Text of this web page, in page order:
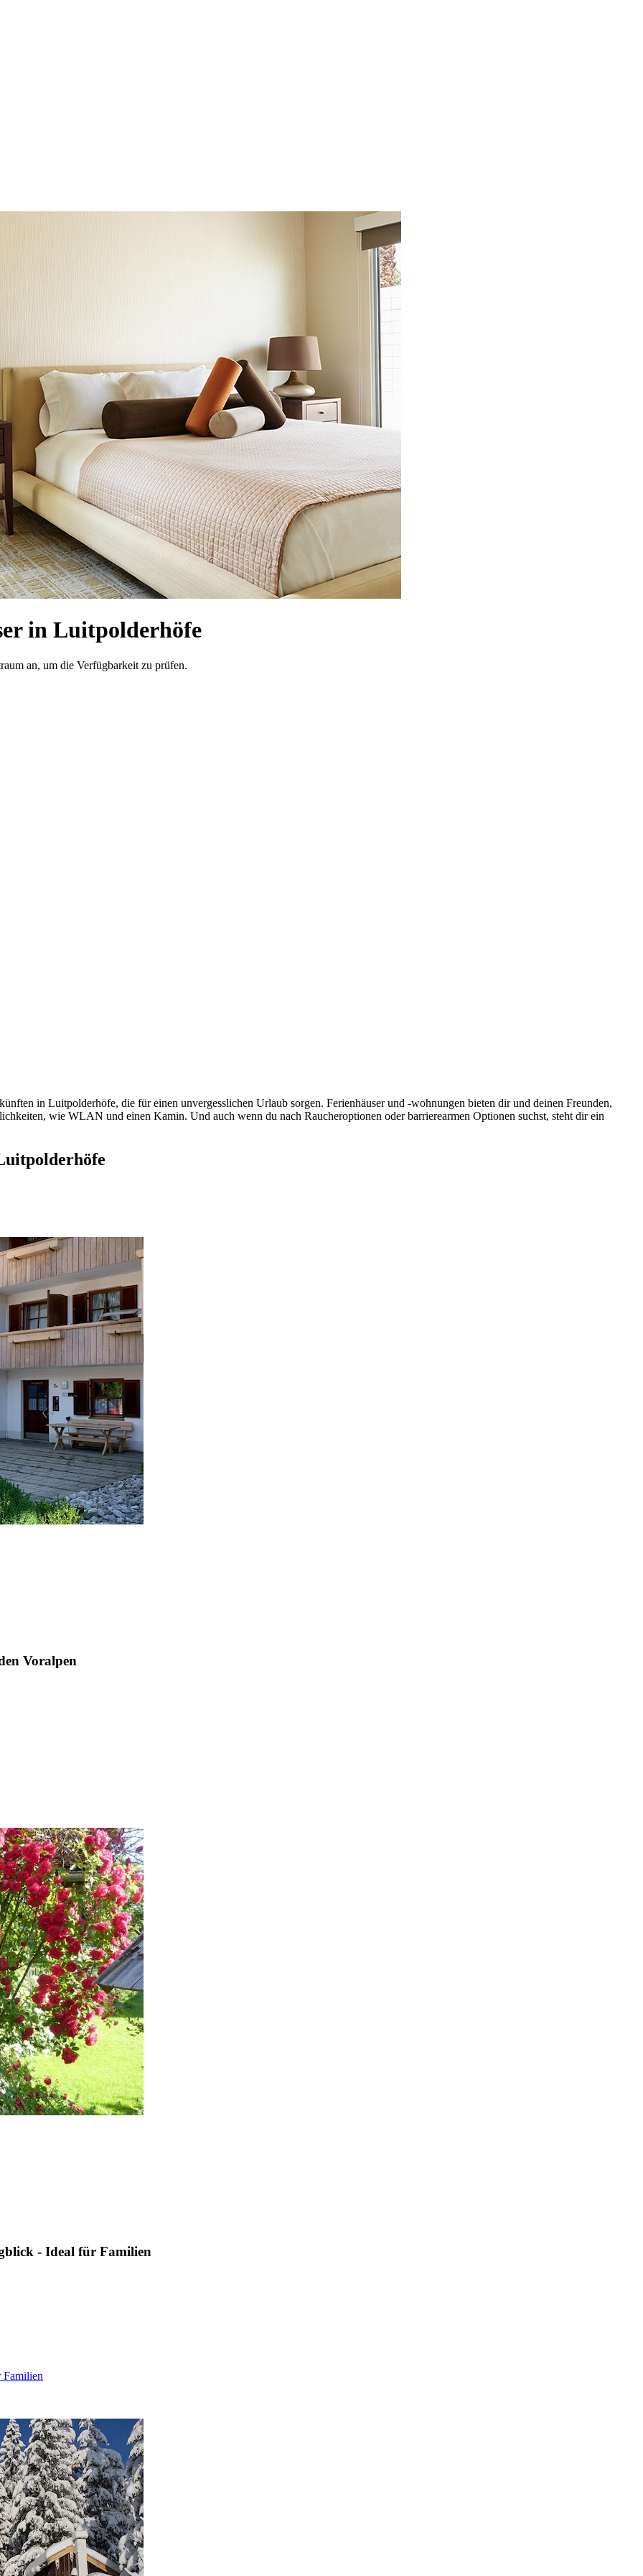
in Luitpolderhöfe
an, um die Verfügbarkeit zu prüfen.
in Luitpolderhöfe, die für einen unvergesslichen Urlaub sorgen. Ferienhäuser und -wohnungen bieten dir und deinen Freunden,
wie WLAN und einen Kamin. Und auch wenn du nach Raucheroptionen oder barrierearmen Optionen suchst, steht dir ein
Voralpen
- Ideal für Familien
Familien